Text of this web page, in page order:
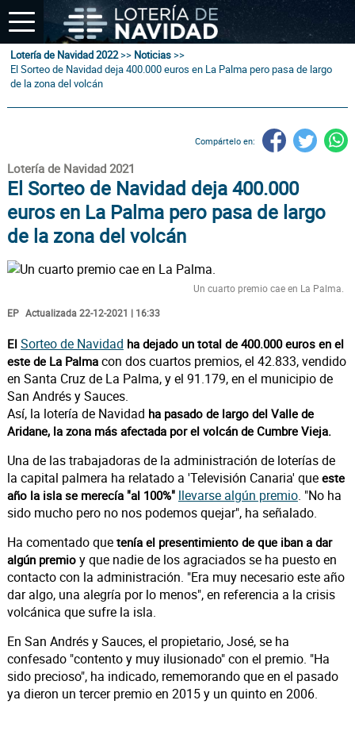
Lotería de Navidad 2022>> Noticias>>
El Sorteo de Navidad deja 400.000 euros en La Palma pero pasa de largo
de la zona del volcán
Compártelo en:
Lotería de Navidad 2021
El Sorteo de Navidad deja 400.000
euros en La Palma pero pasa de largo
de la zona del volcán
Un cuarto premio cae en La Palma.
EP Actualizada 22-12-2021 | 16:33
El Sorteo de Navidad ha dejado un total de 400.000 euros en el
este de La Palma con dos cuartos premios, el 42.833, vendido
en Santa Cruz de La Palma, y el 91.179, en el municipio de
San Andrés y Sauces.
Así, la lotería de Navidad ha pasado de largo del Valle de
Aridane, la zona más afectada por el volcán de Cumbre Vieja.
Una de las trabajadoras de la administración de loterías de
la capital palmera ha relatado a 'Televisión Canaria' que este
año la isla se merecía "al 100%" llevarse algún premio. "No ha
sido mucho pero no nos podemos quejar", ha señalado.
Ha comentado que tenía el presentimiento de que iban a dar
algún premioy que nadie de los agraciados se ha puesto en
contacto con la administración. "Era muy necesario este año
dar algo, una alegría por lo menos", en referencia a la crisis
volcánica que sufre la isla.
En San Andrés y Sauces, el propietario, José, se ha
confesado "contento y muy ilusionado" con el premio. "Ha
sido precioso", ha indicado, rememorando que en el pasado
ya dieron un tercer premio en 2015 y un quinto en 2006.